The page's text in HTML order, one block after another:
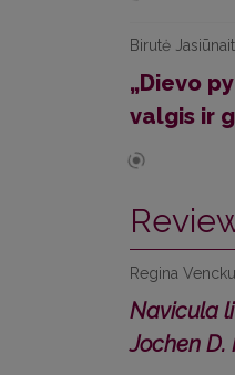
Birutė
„Dievo
valgis ir
Regina
Navicula
Jochen D.